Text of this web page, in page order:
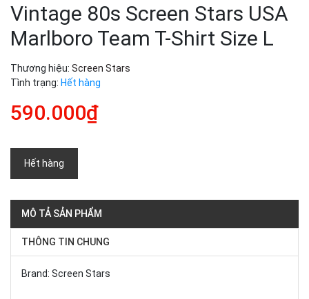
Vintage 80s Screen Stars USA
Marlboro Team T-Shirt Size L
Thương hiệu: Screen Stars
Tình trạng: Hết hàng
590.000₫
Hết hàng
MÔ TẢ SẢN PHẨM
THÔNG TIN CHUNG
Brand: Screen Stars